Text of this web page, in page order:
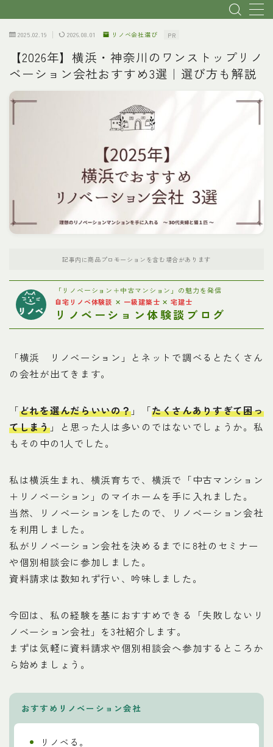
費用
理想のプランへ
お問い合わせ
2025.02.19 2026.08.01 リノベ会社選び PR
【2026年】横浜・神奈川のワンストップリノ
ベーション会社おすすめ3選｜選び方も解説
記事内に商品プロモーションを含む場合があります
「リノベーション＋中古マンション」の魅力を発信
自宅リノベ体験談 ✕ 一級建築士 ✕宅建士
リノベーション体験談ブログ
「横浜 リノベーション」とネットで調べるとたくさん
の会社が出てきます。
「どれを選んだらいいの？」「たくさんありすぎて困っ
てしまう」と思った人は多いのではないでしょうか。私
もその中の1人でした。
私は横浜生まれ、横浜育ちで、横浜で「中古マンション
＋リノベーション」のマイホームを手に入れました。
当然、リノベーションをしたので、リノベーション会社
を利用しました。
私がリノベーション会社を決めるまでに8社のセミナー
や個別相談会に参加しました。
資料請求は数知れず行い、吟味しました。
今回は、私の経験を基におすすめできる「失敗しないリ
ノベーション会社」を3社紹介します。
まずは気軽に資料請求や個別相談会へ参加するところか
ら始めましょう。
おすすめリノベーション会社
リノベる。